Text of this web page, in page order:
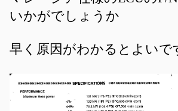
いかがでしょうか
早く原因がわかるとよいで